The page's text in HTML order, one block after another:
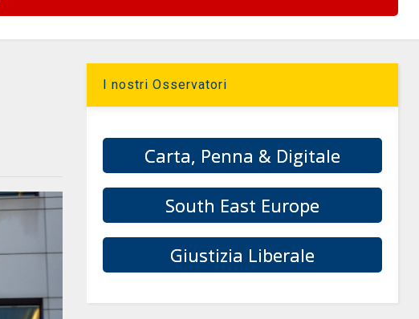
I nostri Osservatori
Carta, Penna & Digitale
South East Europe
Giustizia Liberale